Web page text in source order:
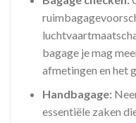
bagage je mag
afmetingen en het
Handbagage:
essentiële zaken